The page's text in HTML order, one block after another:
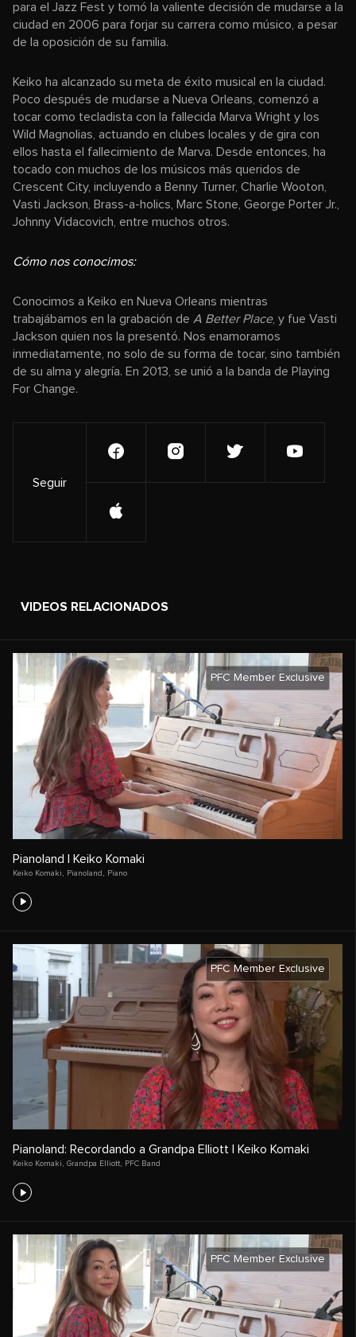
para el Jazz Fest y tomó la valiente decisión de mudarse a la
ciudad en 2006 para forjar su carrera como músico, a pesar
de la oposición de su familia.
Keiko ha alcanzado su meta de éxito musical en la ciudad.
Poco después de mudarse a Nueva Orleans, comenzó a
tocar como tecladista con la fallecida Marva Wright y los
Wild Magnolias, actuando en clubes locales y de gira con
ellos hasta el fallecimiento de Marva. Desde entonces, ha
tocado con muchos de los músicos más queridos de
Crescent City, incluyendo a Benny Turner, Charlie Wooton,
Vasti Jackson, Brass-a-holics, Marc Stone, George Porter Jr.,
Johnny Vidacovich, entre muchos otros.
Cómo nos conocimos:
Conocimos a Keiko en Nueva Orleans mientras
trabajábamos en la grabación de A Better Place, y fue Vasti
Jackson quien nos la presentó. Nos enamoramos
inmediatamente, no solo de su forma de tocar, sino también
de su alma y alegría. En 2013, se unió a la banda de Playing
For Change.
Seguir
VIDEOS RELACIONADOS
PFC Member Exclusive
Pianoland | Keiko Komaki
Keiko Komaki Pianoland Piano
PFC Member Exclusive
Pianoland: Recordando a Grandpa Elliott | Keiko Komaki
Keiko Komaki , Grandpa Elliott, PFC Band
PFC Member Exclusive